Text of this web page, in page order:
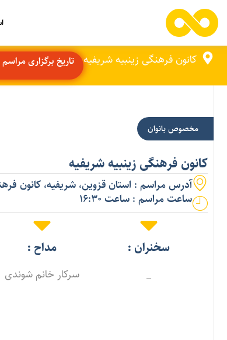
کانون فرهنگی زینبیه شریفیه تاریخ برگزاری مراسم ها:
مخصوص بانوان
کانون فرهنگی زینبیه شریفیه
آدرس مراسم : استان قزوین، شریفیه، کانون
ساعت مراسم : ساعت 16:30
سخنران :
_
مداح :
سرکار خانم شوندی